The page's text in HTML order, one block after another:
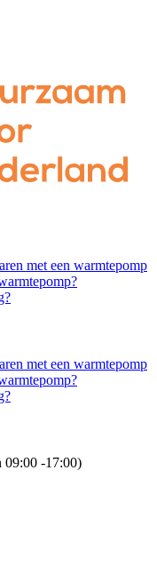
met een warmtepomp
met een warmtepomp
09:00 -17:00)